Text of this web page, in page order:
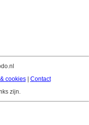
cookies| Contact
zijn.